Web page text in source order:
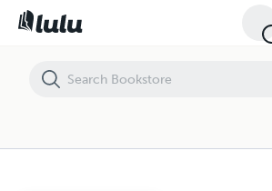
Remedios Caseros Para la Migraña o